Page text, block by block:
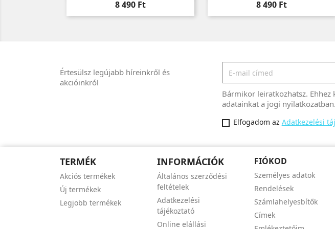
Ár
8 490 Ft Ár
8 490 Ft
Értesülsz legújabb híreinkről és
akcióinkról
Bármikor leiratkozhatsz. Ehhez
adatainkat a jogi nyilatkozatban.
Elfogadom az Adatkezelési
TERMÉK
Akciós termékek
Új termékek
Legjobb termékek
INFORMÁCIÓK
Általános szerződési
feltételek
Adatkezelési
tájékoztató
Online elállási
FIÓKOD
Személyes adatok
Rendelések
Számlahelyesbítők
Címek